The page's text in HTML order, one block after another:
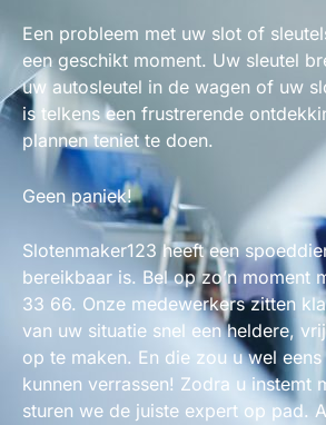
Een probleem met uw slot of
een geschikt moment. Uw sleutel
uw autosleutel in de wagen of uw
is telkens een frustrerende
plannen teniet te doen.
Geen paniek!
Slotenmaker123 heeft een
bereikbaar is. Bel op zo’n moment
33 66. Onze medewerkers zitten
van uw situatie snel een heldere,
op te maken. En die zou u wel eens
kunnen verrassen! Zodra u instemt
sturen we de juiste expert op pad.